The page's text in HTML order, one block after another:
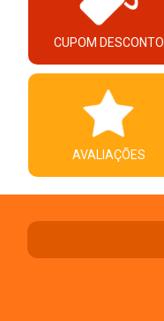
CUPOM DESCONTO
AVALIAÇÕES